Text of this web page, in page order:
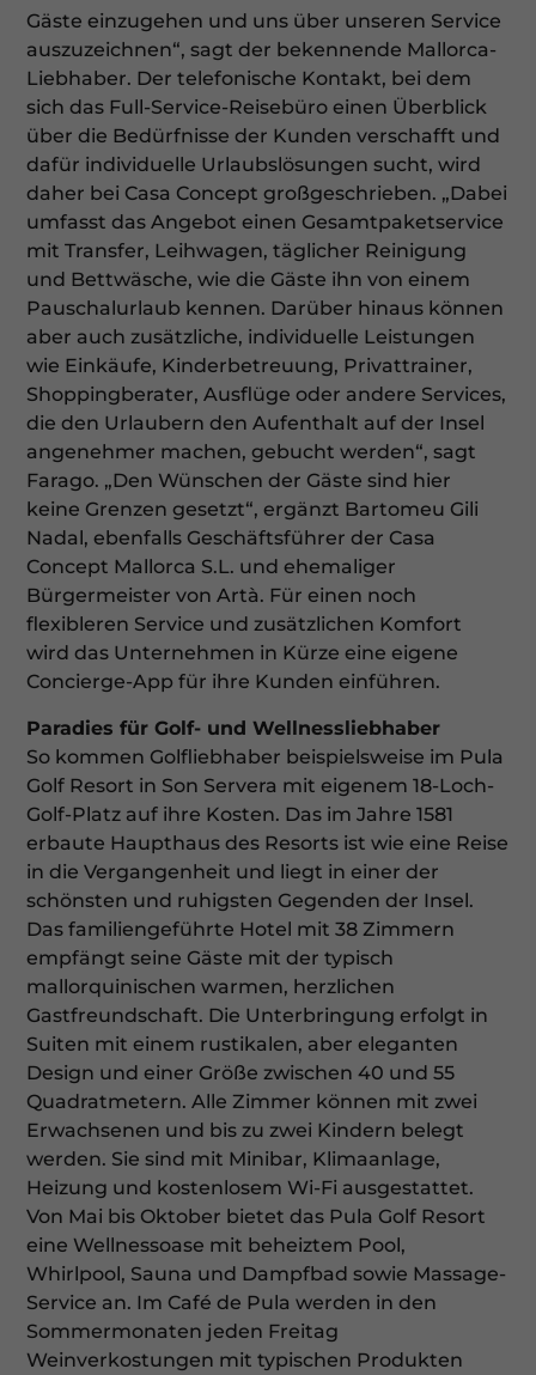
Gäste einzugehen und uns über unseren Service
auszuzeichnen“, sagt der bekennende Mallorca-
Liebhaber. Der telefonische Kontakt, bei dem
sich das Full-Service-Reisebüro einen Überblick
über die Bedürfnisse der Kunden verschafft und
dafür individuelle Urlaubslösungen sucht, wird
daher bei Casa Concept großgeschrieben. „Dabei
umfasst das Angebot einen Gesamtpaketservice
mit Transfer, Leihwagen, täglicher Reinigung
und Bettwäsche, wie die Gäste ihn von einem
Pauschalurlaub kennen. Darüber hinaus können
aber auch zusätzliche, individuelle Leistungen
wie Einkäufe, Kinderbetreuung, Privat­trainer,
Shoppingberater, Ausflüge oder andere Services,
die den Urlaubern den Aufenthalt auf der Insel
angenehmer machen, gebucht werden“, sagt
Farago. „Den Wünschen der Gäste sind hier
keine Grenzen gesetzt“, ergänzt Bartomeu Gili
Nadal, ebenfalls Geschäftsführer der Casa
Concept Mallorca S.L. und ehemaliger
Bürgermeister von Artà. Für einen noch
flexibleren Service und zusätzlichen Komfort
wird das Unternehmen in Kürze eine eigene
Concierge-App für ihre Kunden einführen.
Paradies für Golf- und Wellnessliebhaber
So kommen Golfliebhaber beispielsweise im Pula
Golf Resort in Son Servera mit eigenem 18-Loch-
Golf-Platz auf ihre Kosten. Das im Jahre 1581
erbaute Haupthaus des Resorts ist wie eine Reise
in die Vergangenheit und liegt in einer der
schönsten und ruhigsten Gegenden der Insel.
Das familiengeführte Hotel mit 38 Zimmern
empfängt seine Gäste mit der typisch
mallorquinischen warmen, herzlichen
Gastfreundschaft. Die Unterbringung erfolgt in
Suiten mit einem rustikalen, aber eleganten
Design und einer Größe zwischen 40 und 55
Quadratmetern. Alle Zimmer können mit zwei
Erwachsenen und bis zu zwei Kindern belegt
werden. Sie sind mit Minibar, Klimaanlage,
Heizung und kostenlosem Wi-Fi ausgestattet.
Von Mai bis Oktober bietet das Pula Golf Resort
eine Wellnessoase mit beheiztem Pool,
Whirlpool, Sauna und Dampfbad sowie Massage-
Service an. Im Café de Pula werden in den
Sommermonaten jeden Freitag
Weinverkostungen mit typischen Produkten